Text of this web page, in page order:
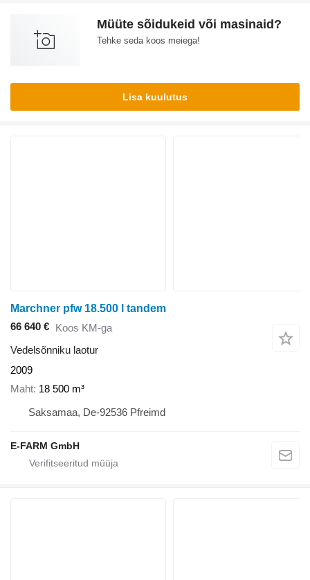
Müüte sõidukeid või masinaid?
Tehke seda koos meiega!
Lisa kuulutus
Marchner pfw 18.500 l tandem
66 640 € Koos KM-ga
Vedelsõnniku laotur
2009
Maht 18 500 m³
Saksamaa, De-92536 Pfreimd
E-FARM GmbH